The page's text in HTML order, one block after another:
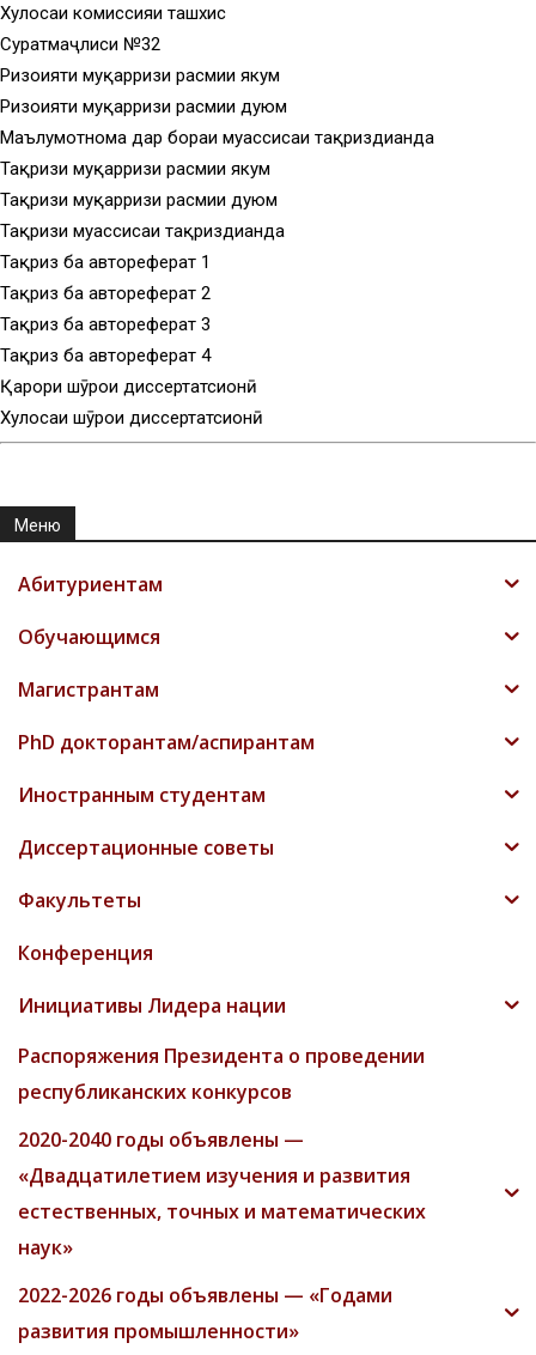
Хулосаи комиссияи ташхис
Суратмаҷлиси №32
Ризоияти муқарризи расмии якум
Ризоияти муқарризи расмии дуюм
Маълумотнома дар бораи муассисаи тақриздиҳанда
Тақризи муқарризи расмии якум
Тақризи муқарризи расмии дуюм
Тақризи муассисаи тақриздиҳанда
Тақриз ба автореферат 1
Тақриз ба автореферат 2
Тақриз ба автореферат 3
Тақриз ба автореферат 4
Қарори шӯрои диссертатсионӣ
Хулосаи шӯрои диссертатсионӣ
Меню
Абитуриентам
Обучающимся
Магистрантам
PhD докторантам/аспирантам
Иностранным студентам
Диссертационные советы
Факультеты
Конференция
Инициативы Лидера нации
Распоряжения Президента о проведении
республиканских конкурсов
2020-2040 годы объявлены —
«Двадцатилетием изучения и развития
естественных, точных и математических
наук»
2022-2026 годы объявлены — «Годами
развития промышленности»